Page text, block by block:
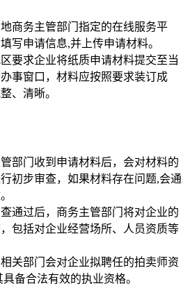
商务主管部门指定的在线服务平
写申请信息,并上传申请材料。
要求企业将纸质申请材料提交至当
事窗口，材料应按照要求装订成
、清晰。
部门收到申请材料后，会对材料的
初步审查，如果材料存在问题,会通
通过后，商务主管部门将对企业的
包括对企业经营场所、人员资质等
相关部门会对企业拟聘任的拍卖师资
备合法有效的执业资格。